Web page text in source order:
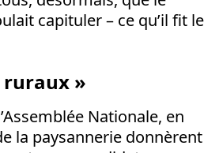
capituler – ce qu’il fit le
ruraux »
Nationale, en
la paysannerie donnèrent